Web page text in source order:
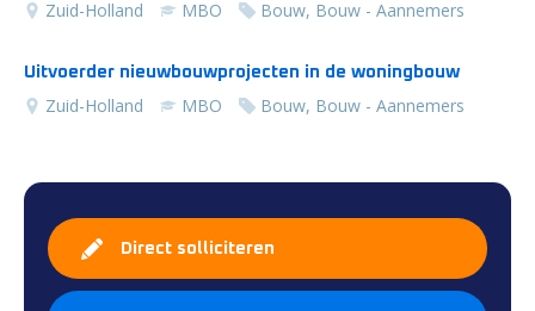
Zuid-Holland MBO Bouw, Bouw - Aannemers
Uitvoerder nieuwbouwprojecten in de woningbouw
Zuid-Holland MBO Bouw, Bouw - Aannemers
Direct solliciteren